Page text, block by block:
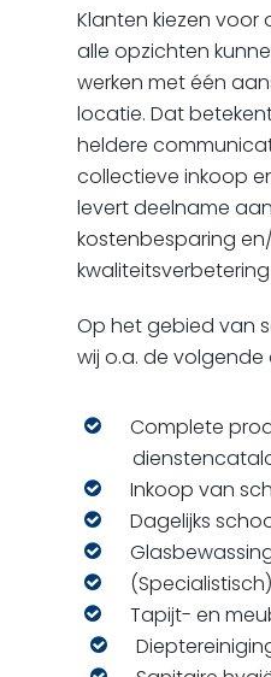
Klanten kiezen voor
alle opzichten
werken met één
locatie. Dat
heldere
collectieve inkoop
levert deelname
kostenbesparing
Op het gebied van
wij o.a. de volgende
Complete
Inkoop van
Dagelijks
Tapijt- en